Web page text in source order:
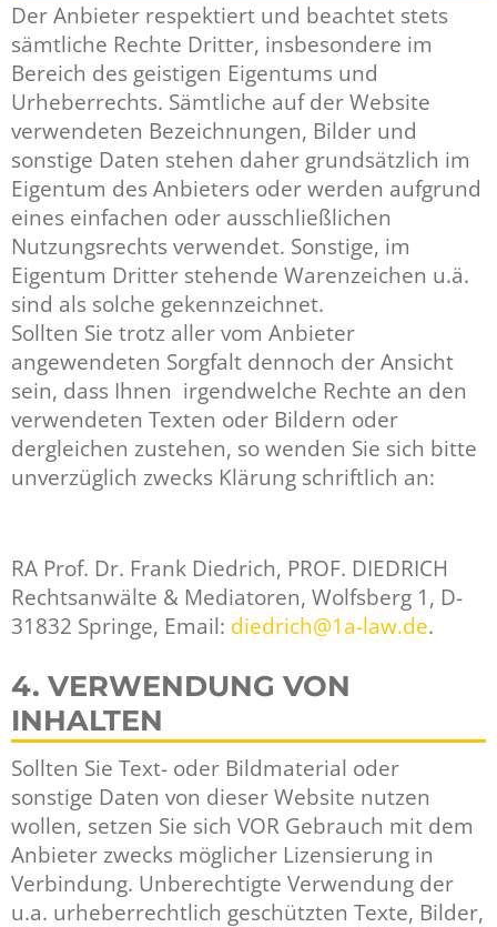
Der Anbieter respektiert und beachtet stets
sämtliche Rechte Dritter, insbesondere im
Bereich des geistigen Eigentums und
Urheberrechts. Sämtliche auf der Website
verwendeten Bezeichnungen, Bilder und
sonstige Daten stehen daher grundsätzlich im
Eigentum des Anbieters oder werden aufgrund
eines einfachen oder ausschließlichen
Nutzungsrechts verwendet. Sonstige, im
Eigentum Dritter stehende Warenzeichen u.ä.
sind als solche gekennzeichnet.
Sollten Sie trotz aller vom Anbieter
angewendeten Sorgfalt dennoch der Ansicht
sein, dass Ihnen irgendwelche Rechte an den
verwendeten Texten oder Bildern oder
dergleichen zustehen, so wenden Sie sich bitte
unverzüglich zwecks Klärung schriftlich an:
RA Prof. Dr. Frank Diedrich, PROF. DIEDRICH
Rechtsanwälte & Mediatoren, Wolfsberg 1, D-
31832 Springe, Email: diedrich@1a-law.de.
4. VERWENDUNG VON
INHALTEN
Sollten Sie Text- oder Bildmaterial oder
sonstige Daten von dieser Website nutzen
wollen, setzen Sie sich VOR Gebrauch mit dem
Anbieter zwecks möglicher Lizensierung in
Verbindung. Unberechtigte Verwendung der
u.a. urheberrechtlich geschützten Texte, Bilder,